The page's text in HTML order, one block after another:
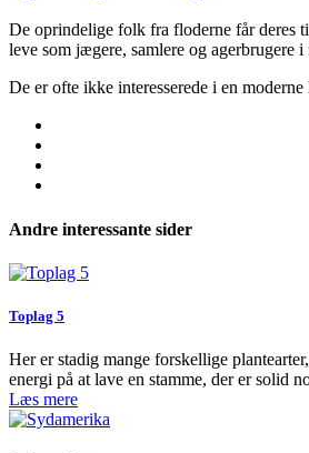
De oprindelige folk fra floderne får deres
leve som jægere, samlere og agerbrugere
De er ofte ikke interesserede i en
Andre interessante sider
Toplag 5
Her er stadig mange forskellige
energi på at lave en stamme, der er solid
Læs mere